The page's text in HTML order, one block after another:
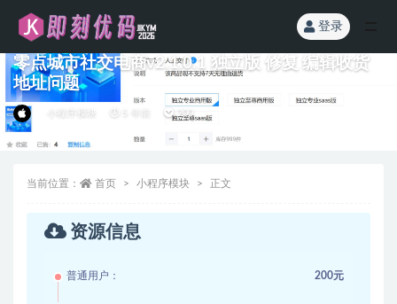
登录
零点城市社交电商v2.1.0.1 独立版 修复 编辑收货
地址问题
小程序模块 5 年前 200
当前位置： 首页 小程序模块 正文
资源信息
普通用户： 200元